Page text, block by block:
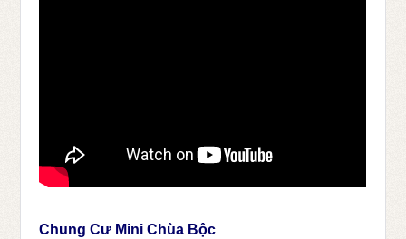
Chung Cư Mini Chùa Bộc